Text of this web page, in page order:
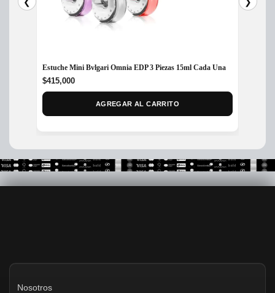
Estuche Mini Bvlgari Omnia EDP 3 Piezas 15ml Cada Una
$415,000
AGREGAR AL CARRITO
Nosotros